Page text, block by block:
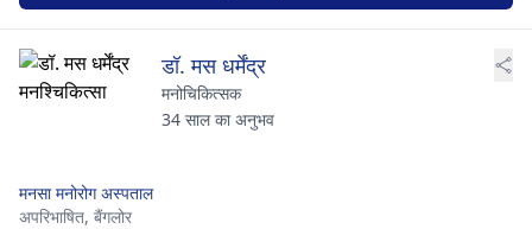
डॉ. मस धर्मेंद्र
मनोचिकित्सक
34 साल का अनुभव
मनसा मनोरोग अस्पताल
अपरिभाषित, बैंगलोर